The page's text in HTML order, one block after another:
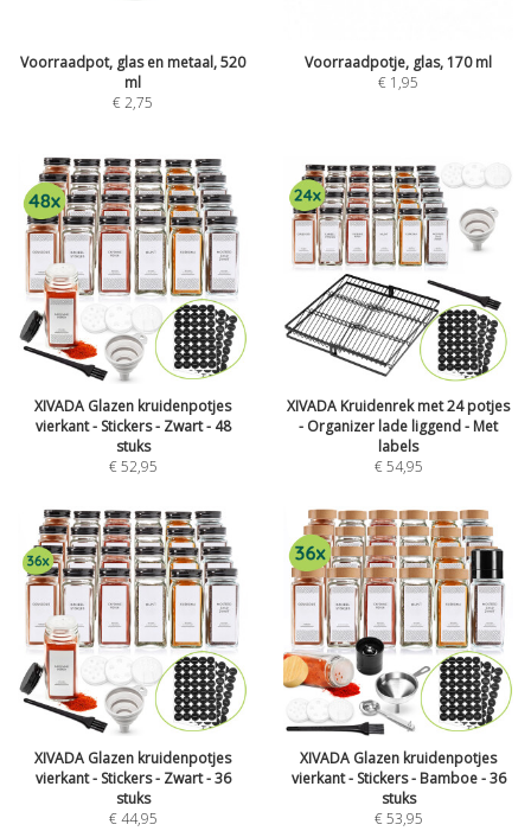
Voorraadpot, glas en metaal, 520
ml
€2,75
Voorraadpotje, glas, 170 ml
€ 1,95
XIVADA Glazen kruidenpotjes
vierkant - Stickers - Zwart - 48
stuks
€52,95
XIVADA Kruidenrek met 24 potjes
- Organizer lade liggend - Met
labels
€54,95
XIVADA Glazen kruidenpotjes
vierkant - Stickers - Zwart - 36
stuks
€44,95
XIVADA Glazen kruidenpotjes
vierkant - Stickers - Bamboe - 36
stuks
€53,95